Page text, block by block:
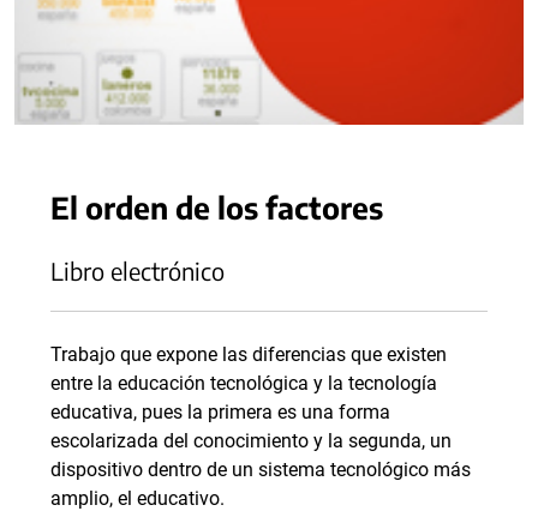
El orden de los factores
Libro electrónico
Trabajo que expone las diferencias que existen
entre la educación tecnológica y la tecnología
educativa, pues la primera es una forma
escolarizada del conocimiento y la segunda, un
dispositivo dentro de un sistema tecnológico más
amplio, el educativo.